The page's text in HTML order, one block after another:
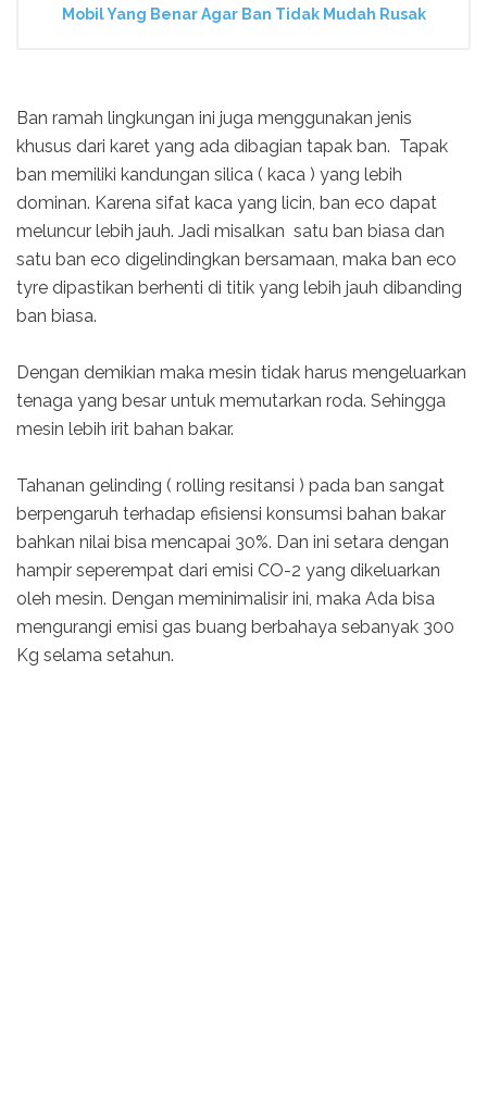
Mobil Yang Benar Agar Ban Tidak Mudah Rusak
Ban ramah lingkungan ini juga menggunakan jenis
khusus dari karet yang ada dibagian tapak ban. Tapak
ban memiliki kandungan silica ( kaca ) yang lebih
dominan. Karena sifat kaca yang licin, ban eco dapat
meluncur lebih jauh. Jadi misalkan satu ban biasa dan
satu ban eco digelindingkan bersamaan, maka ban eco
tyre dipastikan berhenti di titik yang lebih jauh dibanding
ban biasa.
Dengan demikian maka mesin tidak harus mengeluarkan
tenaga yang besar untuk memutarkan roda. Sehingga
mesin lebih irit bahan bakar.
Tahanan gelinding ( rolling resitansi ) pada ban sangat
berpengaruh terhadap efisiensi konsumsi bahan bakar
bahkan nilai bisa mencapai 30%. Dan ini setara dengan
hampir seperempat dari emisi CO-2 yang dikeluarkan
oleh mesin. Dengan meminimalisir ini, maka Ada bisa
mengurangi emisi gas buang berbahaya sebanyak 300
Kg selama setahun.